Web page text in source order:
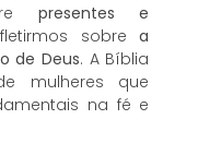
presentes e
sobrea
de Deus. A Bíblia
mulheres que
na fé e